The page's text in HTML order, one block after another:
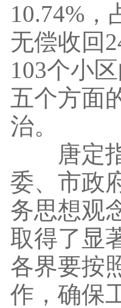
10.74%，
无偿收回
103个小
五个方面
治。
唐定指
委、市政
务思想观
取得了显
各界要按
作，确保